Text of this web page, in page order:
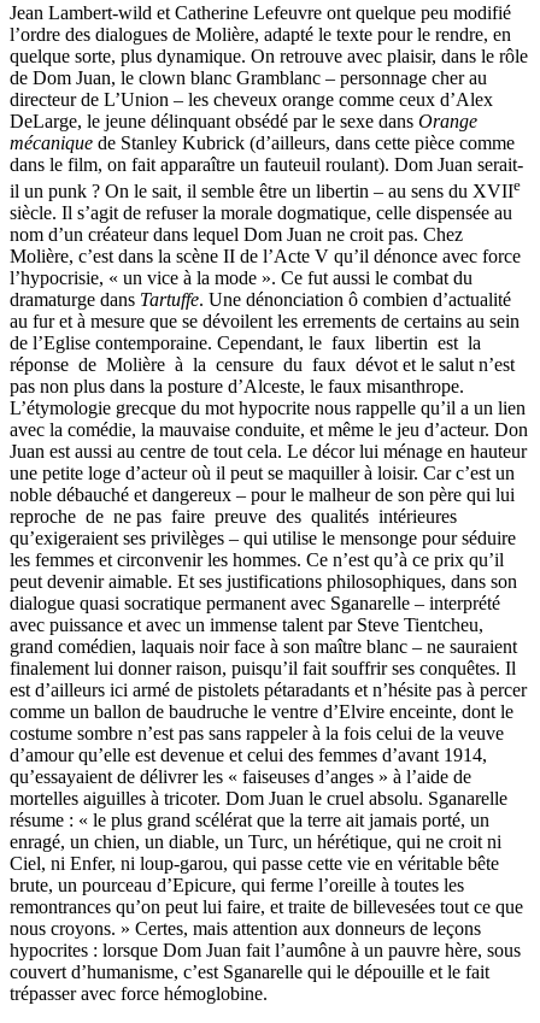
Jean Lambert-wild et Catherine Lefeuvre ont quelque peu modifié
l’ordre des dialogues de Molière, adapté le texte pour le rendre, en
quelque sorte, plus dynamique. On retrouve avec plaisir, dans le rôle
de Dom Juan, le clown blanc Gramblanc – personnage cher au
directeur de L’Union – les cheveux orange comme ceux d’Alex
DeLarge, le jeune délinquant obsédé par le sexe dans Orange
mécanique de Stanley Kubrick (d’ailleurs, dans cette pièce comme
dans le film, on fait apparaître un fauteuil roulant). Dom Juan serait-
il un punk ? On le sait, il semble être un libertin – au sens du XVIIe
siècle. Il s’agit de refuser la morale dogmatique, celle dispensée au
nom d’un créateur dans lequel Dom Juan ne croit pas. Chez
Molière, c’est dans la scène II de l’Acte V qu’il dénonce avec force
l’hypocrisie, « un vice à la mode ». Ce fut aussi le combat du
dramaturge dans Tartuffe. Une dénonciation ô combien d’actualité
au fur et à mesure que se dévoilent les errements de certains au sein
de l’Eglise contemporaine. Cependant, le faux libertin est la
réponse de Molière à la censure du faux dévot et le salut n’est
pas non plus dans la posture d’Alceste, le faux misanthrope.
L’étymologie grecque du mot hypocrite nous rappelle qu’il a un lien
avec la comédie, la mauvaise conduite, et même le jeu d’acteur. Don
Juan est aussi au centre de tout cela. Le décor lui ménage en hauteur
une petite loge d’acteur où il peut se maquiller à loisir. Car c’est un
noble débauché et dangereux – pour le malheur de son père qui lui
reproche de ne pas faire preuve des qualités intérieures
qu’exigeraient ses privilèges – qui utilise le mensonge pour séduire
les femmes et circonvenir les hommes. Ce n’est qu’à ce prix qu’il
peut devenir aimable. Et ses justifications philosophiques, dans son
dialogue quasi socratique permanent avec Sganarelle – interprété
avec puissance et avec un immense talent par Steve Tientcheu,
grand comédien, laquais noir face à son maître blanc – ne sauraient
finalement lui donner raison, puisqu’il fait souffrir ses conquêtes. Il
est d’ailleurs ici armé de pistolets pétaradants et n’hésite pas à percer
comme un ballon de baudruche le ventre d’Elvire enceinte, dont le
costume sombre n’est pas sans rappeler à la fois celui de la veuve
d’amour qu’elle est devenue et celui des femmes d’avant 1914,
qu’essayaient de délivrer les « faiseuses d’anges » à l’aide de
mortelles aiguilles à tricoter. Dom Juan le cruel absolu. Sganarelle
résume : « le plus grand scélérat que la terre ait jamais porté, un
enragé, un chien, un diable, un Turc, un hérétique, qui ne croit ni
Ciel, ni Enfer, ni loup-garou, qui passe cette vie en véritable bête
brute, un pourceau d’Epicure, qui ferme l’oreille à toutes les
remontrances qu’on peut lui faire, et traite de billevesées tout ce que
nous croyons. » Certes, mais attention aux donneurs de leçons
hypocrites : lorsque Dom Juan fait l’aumône à un pauvre hère, sous
couvert d’humanisme, c’est Sganarelle qui le dépouille et le fait
trépasser avec force hémoglobine.